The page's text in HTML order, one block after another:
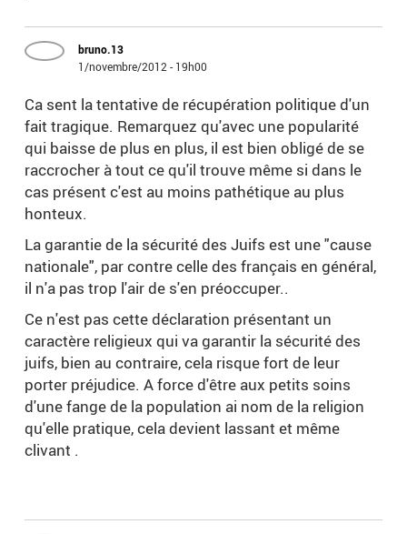
bruno.13
1/novembre/2012 - 19h00
Ca sent la tentative de récupération politique d'un
fait tragique. Remarquez qu'avec une popularité
qui baisse de plus en plus, il est bien obligé de se
raccrocher à tout ce qu'il trouve même si dans le
cas présent c'est au moins pathétique au plus
honteux.
La garantie de la sécurité des Juifs est une "cause
nationale", par contre celle des français en général,
il n'a pas trop l'air de s'en préoccuper..
Ce n'est pas cette déclaration présentant un
caractère religieux qui va garantir la sécurité des
juifs, bien au contraire, cela risque fort de leur
porter préjudice. A force d'être aux petits soins
d'une fange de la population ai nom de la religion
qu'elle pratique, cela devient lassant et même
clivant .